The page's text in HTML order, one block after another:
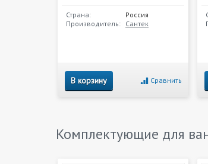
Страна:
Россия
Производитель: Сантек
В корзину Сравнить
Комплектующие для